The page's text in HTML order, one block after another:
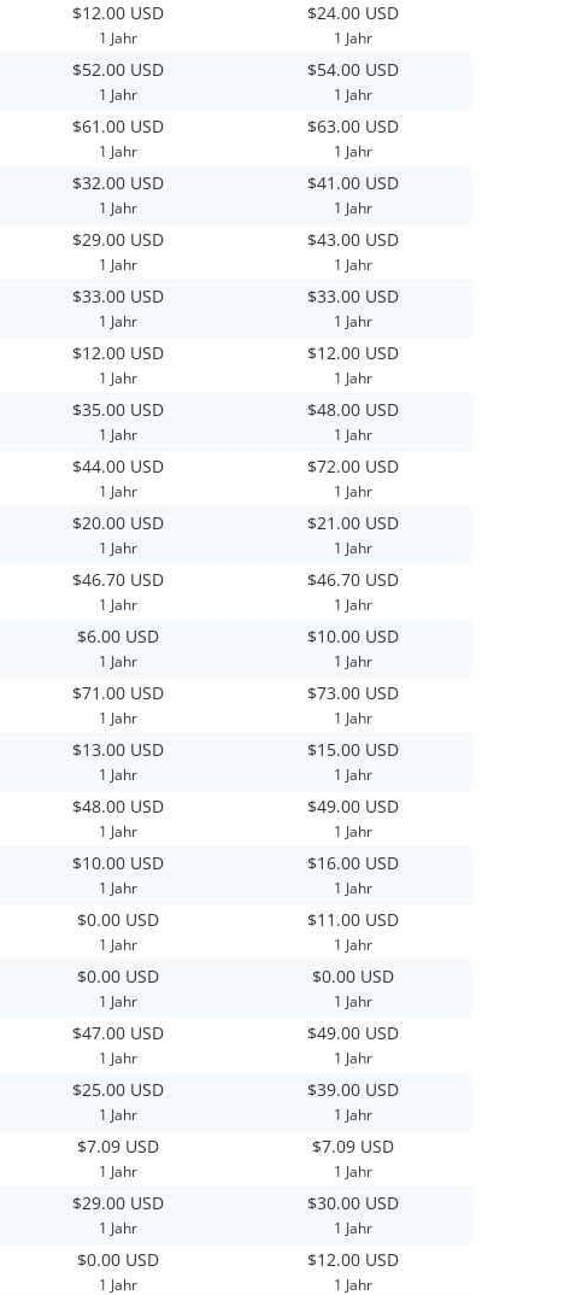
$12.00 USD
1 Jahr
$24.00 USD
1 Jahr
$52.00 USD
1 Jahr
$54.00 USD
1 Jahr
$61.00 USD
1 Jahr
$63.00 USD
1 Jahr
$32.00 USD
1 Jahr
$41.00 USD
1 Jahr
$29.00 USD
1 Jahr
$43.00 USD
1 Jahr
$33.00 USD
1 Jahr
$33.00 USD
1 Jahr
$12.00 USD
1 Jahr
$12.00 USD
1 Jahr
$35.00 USD
1 Jahr
$48.00 USD
1 Jahr
$44.00 USD
1 Jahr
$72.00 USD
1 Jahr
$20.00 USD
1 Jahr
$21.00 USD
1 Jahr
$46.70 USD
1 Jahr
$46.70 USD
1 Jahr
$6.00 USD
1 Jahr
$10.00 USD
1 Jahr
$71.00 USD
1 Jahr
$73.00 USD
1 Jahr
$13.00 USD
1 Jahr
$15.00 USD
1 Jahr
$48.00 USD
1 Jahr
$49.00 USD
1 Jahr
$10.00 USD
1 Jahr
$16.00 USD
1 Jahr
$0.00 USD
1 Jahr
$11.00 USD
1 Jahr
$0.00 USD
1 Jahr
$0.00 USD
1 Jahr
$47.00 USD
1 Jahr
$49.00 USD
1 Jahr
$25.00 USD
1 Jahr
$39.00 USD
1 Jahr
$7.09 USD
1 Jahr
$7.09 USD
1 Jahr
$29.00 USD
1 Jahr
$30.00 USD
1 Jahr
$0.00 USD
1 Jahr
$12.00 USD
1 Jahr